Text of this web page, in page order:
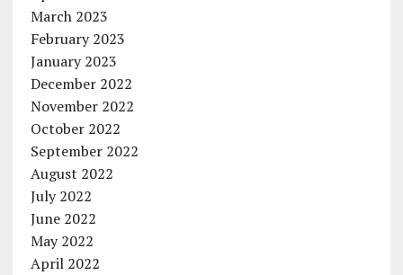
March 2023
February 2023
January 2023
December 2022
November 2022
October 2022
September 2022
August 2022
July 2022
June 2022
May 2022
April 2022